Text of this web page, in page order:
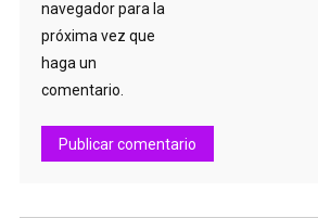
navegador para la
próxima vez que
haga un
comentario.